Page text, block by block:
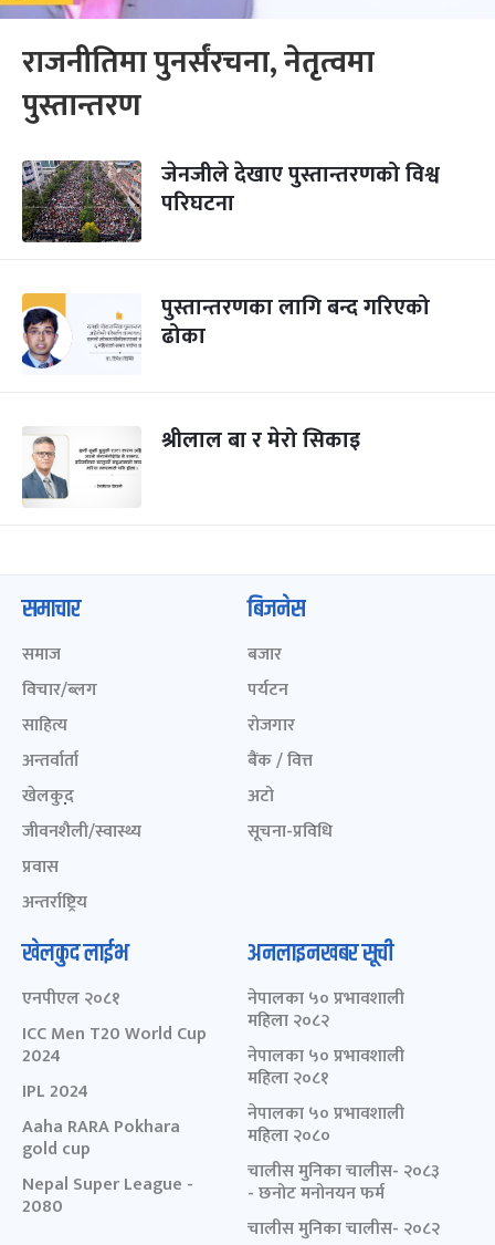
राजनीतिमा पुनर्संरचना, नेतृत्वमा
पुस्तान्तरण
जेनजीले देखाए पुस्तान्तरणको विश्व
परिघटना
पुस्तान्तरणका लागि बन्द गरिएको
ढोका
श्रीलाल बा र मेरो सिकाइ
समाचार
समाज
विचार/ब्लग
साहित्य
अन्तर्वार्ता
खेलकुद़़
जीवनशैली/स्वास्थ्य
प्रवास
अन्तर्राष्ट्रिय
बिजनेस
बजार
पर्यटन
रोजगार
बैंक / वित्त
अटो
सूचना-प्रविधि
खेलकुद लाईभ
एनपीएल २०८१
ICC Men T20 World Cup
2024
IPL 2024
Aaha RARA Pokhara
gold cup
Nepal Super League -
2080
अनलाइनखबर सूची
नेपालका ५० प्रभावशाली
महिला २०८२
नेपालका ५० प्रभावशाली
महिला २०८१
नेपालका ५० प्रभावशाली
महिला २०८०
चालीस मुनिका चालीस- २०८३
- छनोट मनोनयन फर्म
चालीस मुनिका चालीस- २०८२